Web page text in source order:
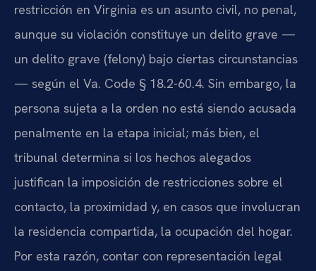
restricción en Virginia es un asunto civil, no penal,
aunque su violación constituye un delito grave —
un delito grave (felony) bajo ciertas circunstancias
— según el Va. Code § 18.2-60.4. Sin embargo, la
persona sujeta a la orden no está siendo acusada
penalmente en la etapa inicial; más bien, el
tribunal determina si los hechos alegados
justifican la imposición de restricciones sobre el
contacto, la proximidad y, en casos que involucran
la residencia compartida, la ocupación del hogar.
Por esta razón, contar con representación legal